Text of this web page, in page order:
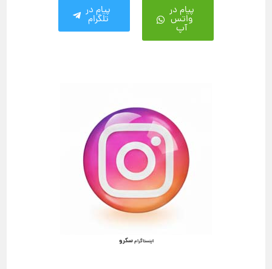
پیام در
واتس
آپ
پیام در
تلگرام
اینستاگرامسکرو